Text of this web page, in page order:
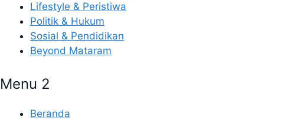
Lifestyle & Peristiwa
Politik & Hukum
Sosial & Pendidikan
Beyond Mataram
Menu 2
Beranda